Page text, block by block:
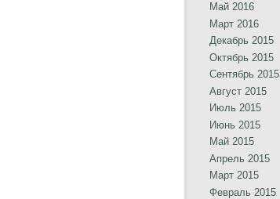
Май 2016
Март 2016
Декабрь 2015
Октябрь 2015
Сентябрь 2015
Август 2015
Июль 2015
Июнь 2015
Май 2015
Апрель 2015
Март 2015
Февраль 2015